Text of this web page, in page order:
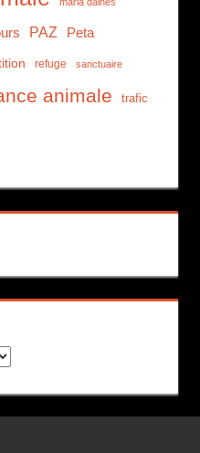
maria daines
PAZ Peta
refuge sanctuaire
animale trafic